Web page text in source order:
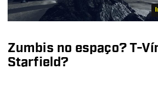
Zumbis no espaço? T-
Starfield?